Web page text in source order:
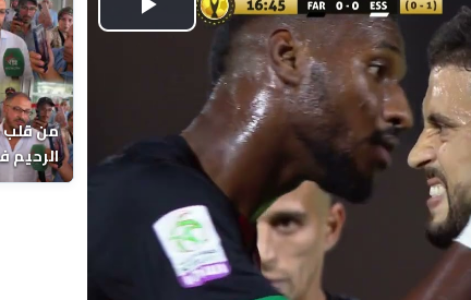
من قلب
يوماً
Play
Video